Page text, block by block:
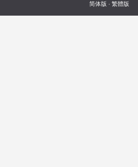
简体版 · 繁體版